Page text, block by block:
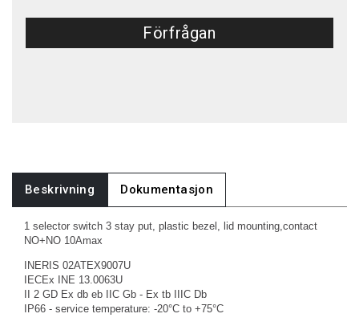
Förfrågan
Beskrivning Dokumentasjon
1 selector switch 3 stay put, plastic bezel, lid mounting,contact
NO+NO 10Amax
INERIS 02ATEX9007U
IECEx INE 13.0063U
II 2 GD Ex db eb IIC Gb - Ex tb IIIC Db
IP66 - service temperature: -20°C to +75°C